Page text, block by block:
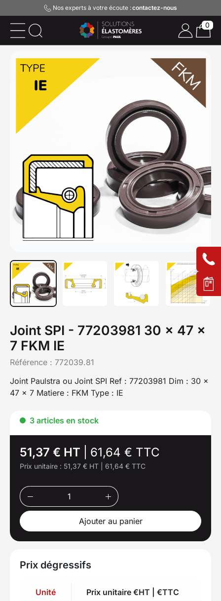
Nos experts à votre écoute :contactez-nous
Joint SPI - 77203981 30 x 47 x
7 FKM IE
Référence : 772039.81
Joint Paulstra ou Joint SPI Ref : 77203981 Dim : 30 x
47 x 7 Matiere : FKM Type : IE
3 articles en stock
51,37 € HT 61,64 € TTC
Prix unitaire : 51,37 € HT 61,64 € TTC
Ajouter au panier
Prix dégressifs
Unité
Prix unitaire €HT | €TTC
0